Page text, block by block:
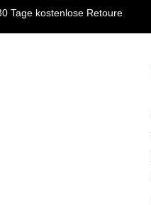
Tage kostenlose Retoure